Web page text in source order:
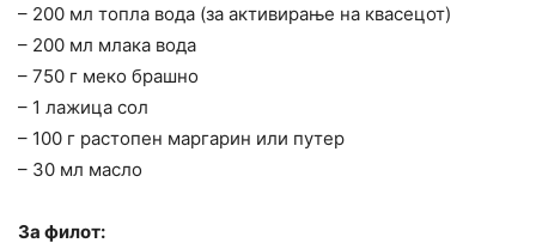
– 200 мл топла вода (за активирање на квасецот)
– 200 мл млака вода
– 750 г меко брашно
– 1 лажица сол
– 100 г растопен маргарин или путер
– 30 мл масло
За филот: